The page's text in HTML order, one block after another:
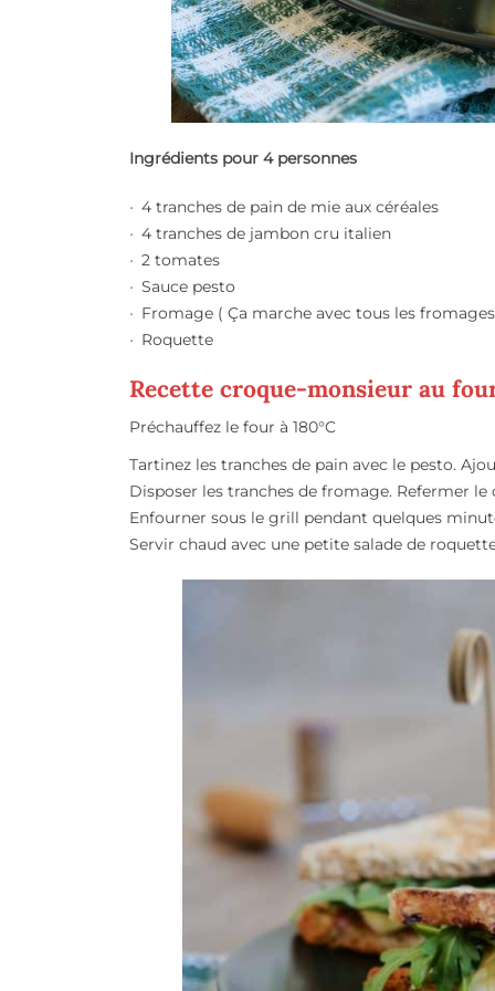
Ingrédients pour 4 personnes
4 tranches de pain de mie aux céréales
4 tranches de jambon cru italien
2 tomates
Sauce pesto
Fromage ( Ça marche avec tous les
Roquette
Recette croque-monsieur au
Préchauffez le four à 180°C
Tartinez les tranches de pain avec le pesto.
Disposer les tranches de fromage. Refermer
Enfourner sous le grill pendant quelques
Servir chaud avec une petite salade de